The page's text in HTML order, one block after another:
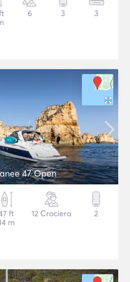
6 3 3
47 Open
ft
m
12 Crociera 2